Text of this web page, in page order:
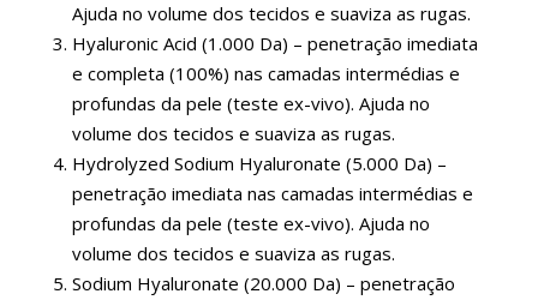
Ajuda no volume dos tecidos e suaviza as rugas.
Hyaluronic Acid (1.000 Da) – penetração imediata
e completa (100%) nas camadas intermédias e
profundas da pele (teste ex-vivo). Ajuda no
volume dos tecidos e suaviza as rugas.
Hydrolyzed Sodium Hyaluronate (5.000 Da) –
penetração imediata nas camadas intermédias e
profundas da pele (teste ex-vivo). Ajuda no
volume dos tecidos e suaviza as rugas.
Sodium Hyaluronate (20.000 Da) – penetração